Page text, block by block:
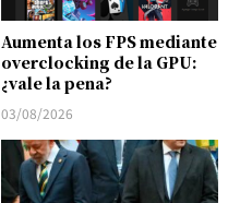
Aumenta los FPS mediante
overclocking de la GPU:
¿vale la pena?
03/08/2026